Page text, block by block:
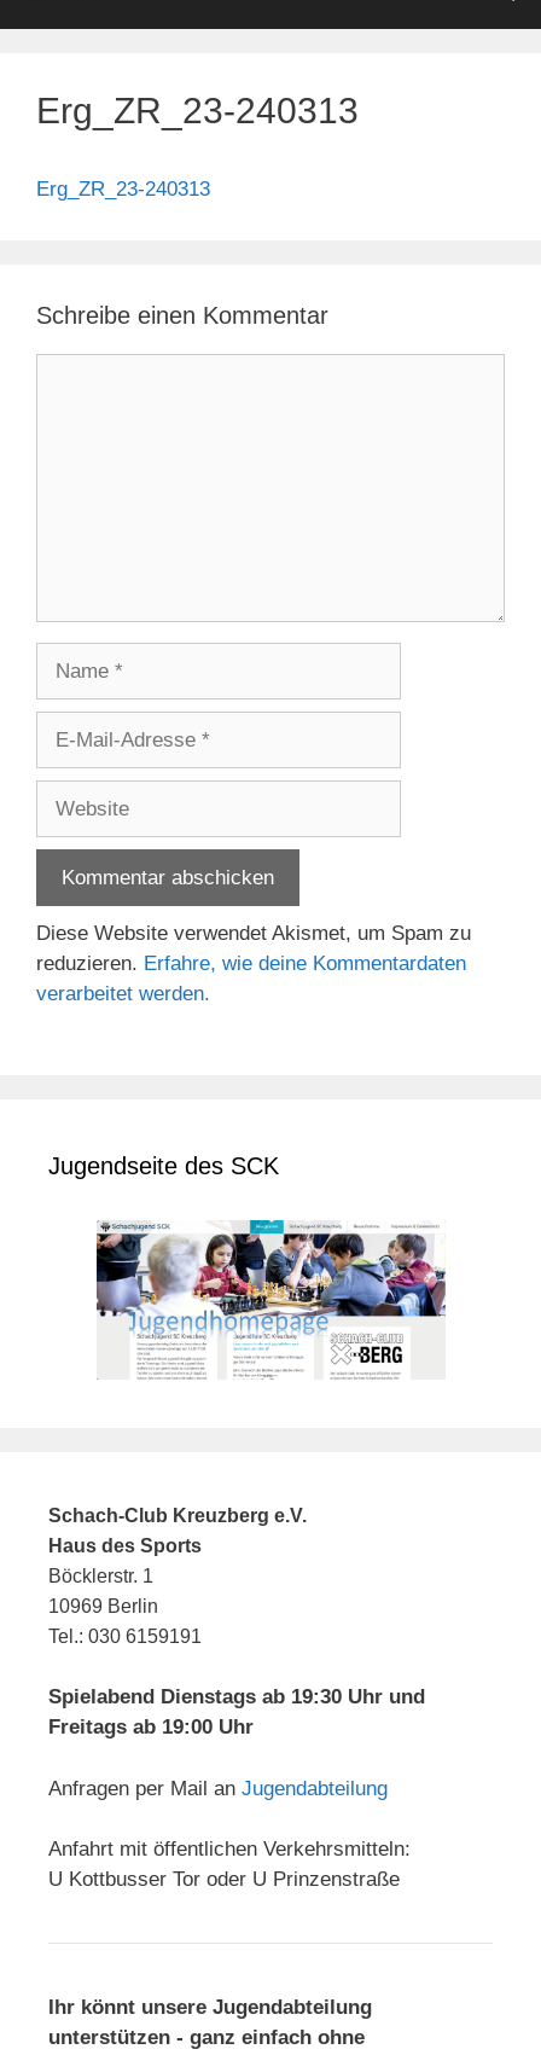
Erg_ZR_23-240313
Erg_ZR_23-240313
Schreibe einen Kommentar
Adresse
Diese Website verwendet Akismet, um Spam zu
reduzieren. Erfahre, wie deine Kommentardaten
verarbeitet werden.
Jugendseite des SCK
Schach-Club Kreuzberg e.V.
Haus des Sports
Böcklerstr. 1
10969 Berlin
Tel.: 030 6159191
Spielabend Dienstags ab 19:30 Uhr und
Freitags ab 19:00 Uhr
Anfragen per Mail an Jugendabteilung
Anfahrt mit öffentlichen Verkehrsmitteln:
U Kottbusser Tor oder U Prinzenstraße
Ihr könnt unsere Jugendabteilung
unterstützen - ganz einfach ohne